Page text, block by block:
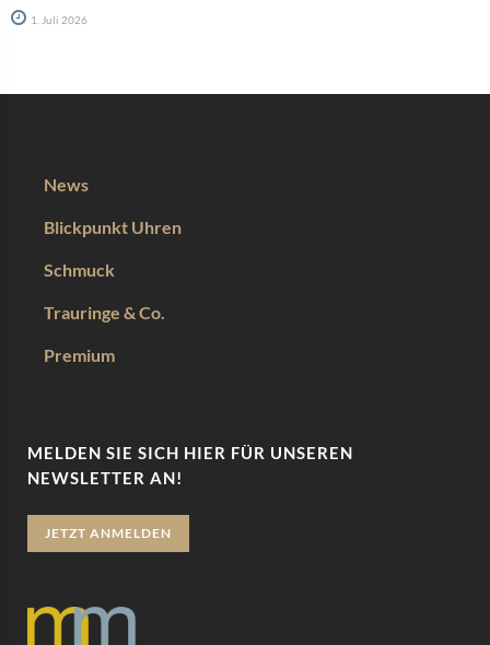
1. Juli 2026
News
Blickpunkt Uhren
Schmuck
Trauringe & Co.
Premium
MELDEN SIE SICH HIER FÜR UNSEREN
NEWSLETTER AN!
JETZT ANMELDEN